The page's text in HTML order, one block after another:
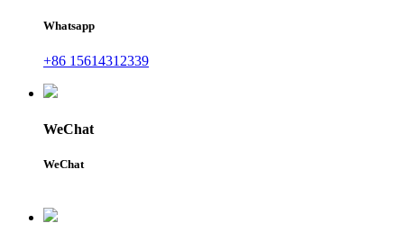
Whatsapp
+86 15614312339
WeChat
WeChat